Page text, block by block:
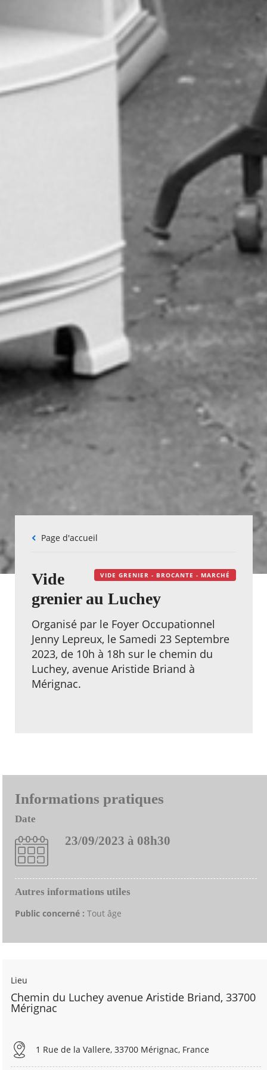
Fil
Page d'accueil
VIDE GRENIER - BROCANTE - MARCHÉ
Vide
grenier au Luchey
Organisé par le Foyer Occupationnel
Jenny Lepreux, le Samedi 23 Septembre
2023, de 10h à 18h sur le chemin du
Luchey, avenue Aristide Briand à
Mérignac.
Informations pratiques
Date
23/09/2023 à 08h30
Autres informations utiles
Public concerné : Tout âge
Lieu
Chemin du Luchey avenue Aristide Briand, 33700
Mérignac
1 Rue de la Vallere, 33700 Mérignac, France